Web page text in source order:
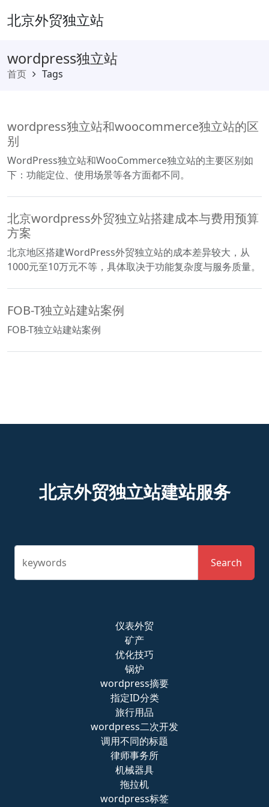
北京外贸独立站
wordpress独立站
首页 Tags
wordpress独立站和woocommerce独立站的区
别
WordPress独立站和WooCommerce独立站的主要区别如
下：功能定位、使用场景等各方面都不同。
北京wordpress外贸独立站搭建成本与费用预算
方案
北京地区搭建WordPress外贸独立站的成本差异较大，从
1000元至10万元不等，具体取决于功能复杂度与服务质量。
FOB-T独立站建站案例
FOB-T独立站建站案例
北京外贸独立站建站服务
keywords Search
仪表外贸
矿产
优化技巧
锅炉
wordpress摘要
指定ID分类
旅行用品
wordpress二次开发
调用不同的标题
律师事务所
机械器具
拖拉机
wordpress标签